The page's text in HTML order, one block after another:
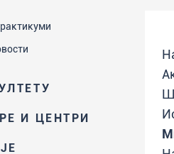
делатност
И ЦЕНТРИ
хемију